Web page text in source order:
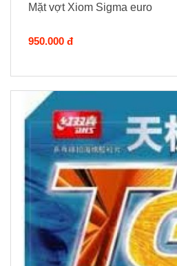
Mặt vợt Xiom Sigma euro
950.000 đ